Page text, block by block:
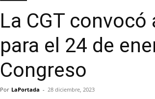
La CGT convocó
para el 24 de
Congreso
Por LaPortada - 28 diciembre, 2023